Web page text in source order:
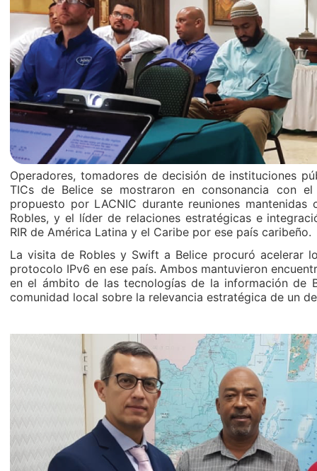
Operadores, tomadores de decisión de instituciones
TICs de Belice se mostraron en consonancia con
propuesto por LACNIC durante reuniones
Robles, y el líder de relaciones estratégicas e
RIR de América Latina y el Caribe por ese país caribeño.
La visita de Robles y Swift a Belice procuró acelerar
protocolo IPv6 en ese país. Ambos mantuvieron
en el ámbito de las tecnologías de la información de
comunidad local sobre la relevancia estratégica de un